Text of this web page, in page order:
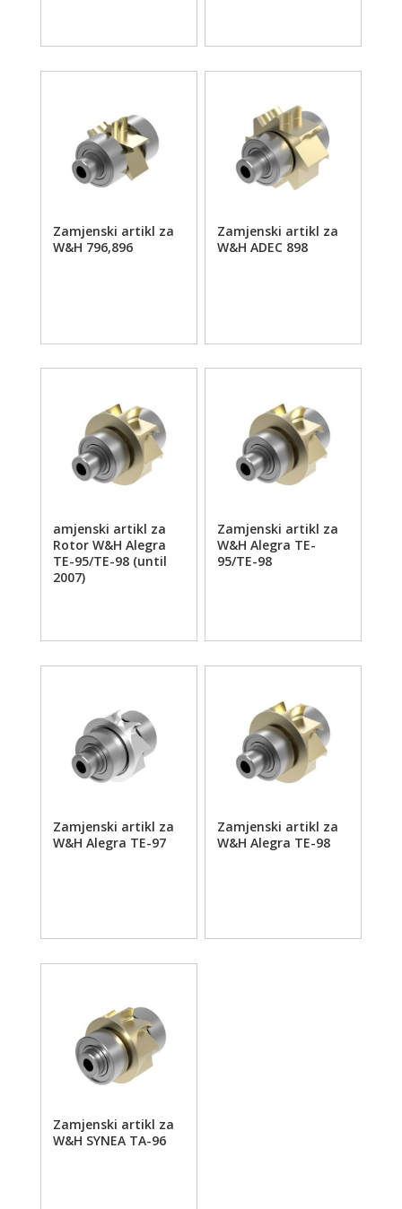
Zamjenski artikl za
W&H 796,896
Zamjenski artikl za
W&H ADEC 898
amjenski artikl za
Rotor W&H Alegra
TE-95/TE-98 (until
2007)
Zamjenski artikl za
W&H Alegra TE-
95/TE-98
Zamjenski artikl za
W&H Alegra TE-97
Zamjenski artikl za
W&H Alegra TE-98
Zamjenski artikl za
W&H SYNEA TA-96